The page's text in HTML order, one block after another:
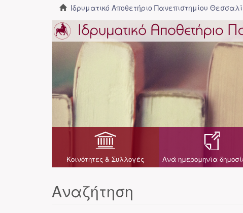
Ιδρυματικό Αποθετήριο Πανεπιστημίου
Κοινότητες & Συλλογές Ανά ημερομηνία
Αναζήτηση